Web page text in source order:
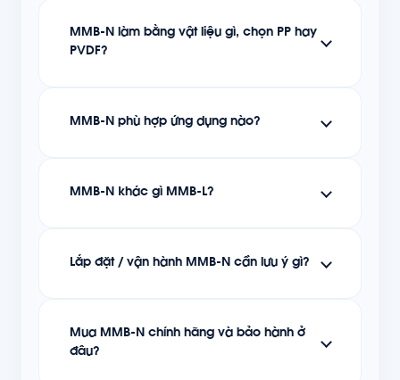
MMB-N làm bằng vật liệu gì, chọn PP hay
PVDF?
MMB-N phù hợp ứng dụng nào?
MMB-N khác gì MMB-L?
Lắp đặt / vận hành MMB-N cần lưu ý gì?
Mua MMB-N chính hãng và bảo hành ở
đâu?